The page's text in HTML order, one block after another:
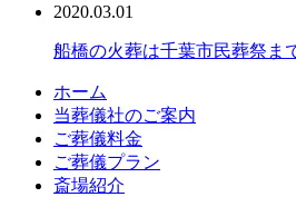
2020.03.01
船橋の火葬は千葉市民葬祭ま
ホーム
当葬儀社のご案内
ご葬儀料金
ご葬儀プラン
斎場紹介